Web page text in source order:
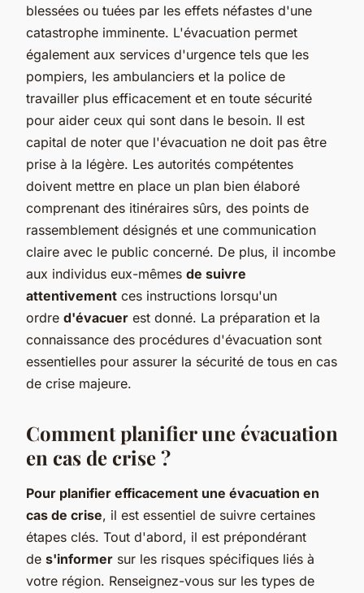
blessées ou tuées par les effets néfastes d'une
catastrophe imminente. L'évacuation permet
également aux services d'urgence tels que les
pompiers, les ambulanciers et la police de
travailler plus efficacement et en toute sécurité
pour aider ceux qui sont dans le besoin. Il est
capital de noter que l'évacuation ne doit pas être
prise à la légère. Les autorités compétentes
doivent mettre en place un plan bien élaboré
comprenant des itinéraires sûrs, des points de
rassemblement désignés et une communication
claire avec le public concerné. De plus, il incombe
aux individus eux-mêmes de suivre
attentivement ces instructions lorsqu'un
ordre d'évacuer est donné. La préparation et la
connaissance des procédures d'évacuation sont
essentielles pour assurer la sécurité de tous en cas
de crise majeure.
Comment planifier une évacuation
en cas de crise ?
Pour planifier efficacement une évacuation en
cas de crise, il est essentiel de suivre certaines
étapes clés. Tout d'abord, il est prépondérant
de s'informer sur les risques spécifiques liés à
votre région. Renseignez-vous sur les types de